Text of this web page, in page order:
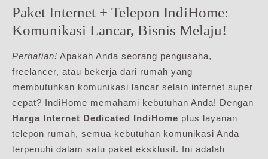
Paket Internet + Telepon IndiHome:
Komunikasi Lancar, Bisnis Melaju!
Perhatian! Apakah Anda seorang pengusaha,
freelancer, atau bekerja dari rumah yang
membutuhkan komunikasi lancar selain internet super
cepat? IndiHome memahami kebutuhan Anda! Dengan
Harga Internet Dedicated IndiHome plus layanan
telepon rumah, semua kebutuhan komunikasi Anda
terpenuhi dalam satu paket eksklusif. Ini adalah